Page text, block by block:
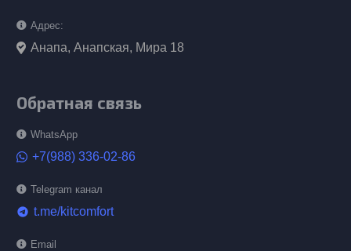
Адрес:
Анапа, Анапская, Мира 18
Обратная связь
WhatsApp
+7(988) 336-02-86
Telegram канал
telegram t.me/kitcomfort
Email